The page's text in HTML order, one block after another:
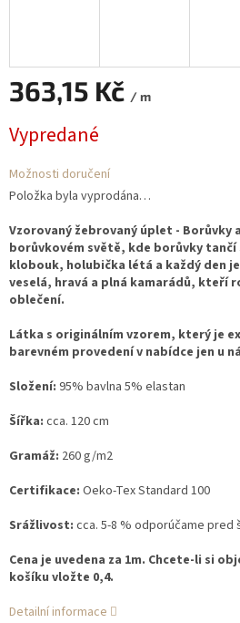
363,15 Kč / m
cena:
Vypredané
Možnosti doručení
Položka byla vyprodána…
Vzorovaný žebrovaný úplet -
borůvkovém světě, kde borůvky tančí
klobouk, holubička létá a každý den
veselá, hravá a plná kamarádů, kteří
oblečení.
Látka s originálním vzorem, který je
barevném provedení v nabídce jen u
Složení: 95% bavlna 5% elastan
Šířka: cca. 120 cm
Gramáž: 260 g/m2
Certifikace: Oeko-Tex Standard 100
Srážlivost: cca. 5-8 % odporúčame pred
Cena je uvedena za 1m. Chcete-li si
košíku vložte 0,4.
Detailní informace